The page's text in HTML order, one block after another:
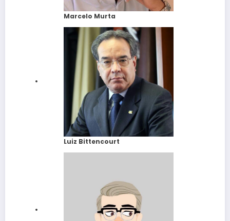
Marcelo Murta
Luiz Bittencourt